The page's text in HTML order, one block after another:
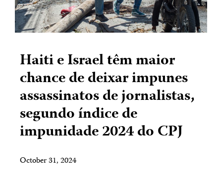
Haiti e Israel têm maior
chance de deixar impunes
assassinatos de jornalistas,
segundo índice de
impunidade 2024 do CPJ
October 31, 2024